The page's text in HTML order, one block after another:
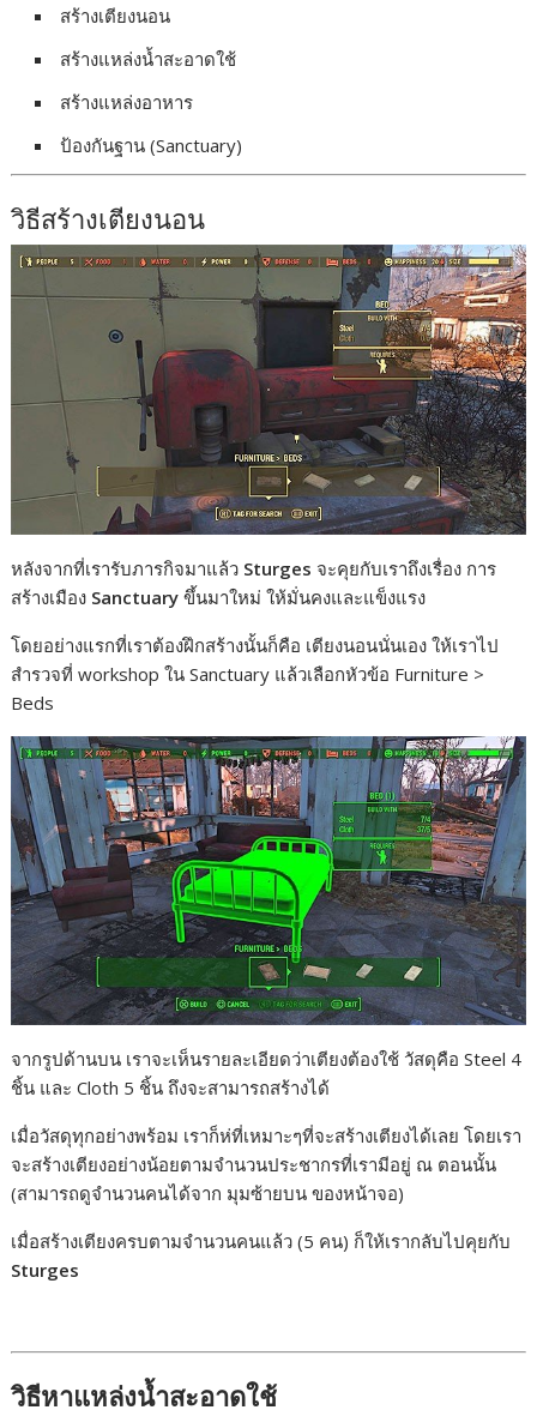
o
k
g
e
k
สร้างเตียงนอน
สร้างแหล่งน้ำสะอาดใช้
สร้างแหล่งอาหาร
ป้องกันฐาน (Sanctuary)
วิธีสร้างเตียงนอน
หลังจากที่เรารับภารกิจมาแล้ว Sturges จะคุยกับเราถึงเรื่อง การ
สร้างเมือง Sanctuary ขึ้นมาใหม่ ให้มั่นคงและแข็งแรง
โดยอย่างแรกที่เราต้องฝึกสร้างนั้นก็คือ เตียงนอนนั่นเอง ให้เราไป
สำรวจที่ workshop ใน Sanctuary แล้วเลือกหัวข้อ Furniture >
Beds
จากรูปด้านบน เราจะเห็นรายละเอียดว่าเตียงต้องใช้ วัสดุคือ Steel 4
ชิ้น และ Cloth 5 ชิ้น ถึงจะสามารถสร้างได้
เมื่อวัสดุทุกอย่างพร้อม เราก็ห่ที่เหมาะๆที่จะสร้างเตียงได้เลย โดยเรา
จะสร้างเตียงอย่างน้อยตามจำนวนประชากรที่เรามีอยู่ ณ ตอนนั้น
(สามารถดูจำนวนคนได้จาก มุมซ้ายบน ของหน้าจอ)
เมื่อสร้างเตียงครบตามจำนวนคนแล้ว (5 คน) ก็ให้เรากลับไปคุยกับ
Sturges
วิธีหาแหล่งน้ำสะอาดใช้